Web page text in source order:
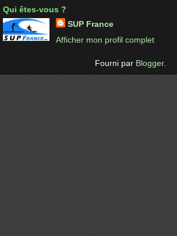
Qui êtes-vous ?
SUP France
Afficher mon profil complet
Fourni par Blogger.